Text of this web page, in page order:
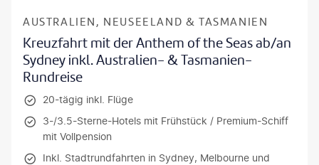
AUSTRALIEN, NEUSEELAND & TASMANIEN
Kreuzfahrt mit der Anthem of the Seas ab/an
Sydney inkl. Australien- & Tasmanien-
Rundreise
20-tägig inkl. Flüge
3-/3.5-Sterne-Hotels mit Frühstück / Premium-Schiff
mit Vollpension
Inkl. Stadtrundfahrten in Sydney, Melbourne und